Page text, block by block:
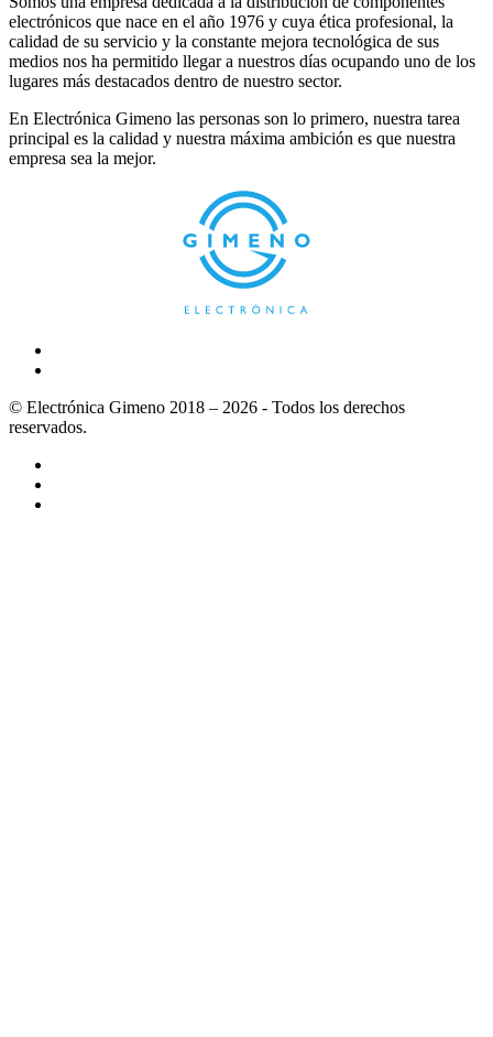
electrónicos que nace en el año 1976 y cuya ética profesional, la
calidad de su servicio y la constante mejora tecnológica de sus
medios nos ha permitido llegar a nuestros días ocupando uno de los
lugares más destacados dentro de nuestro sector.
En Electrónica Gimeno las personas son lo primero, nuestra tarea
principal es la calidad y nuestra máxima ambición es que nuestra
empresa sea la mejor.
© Electrónica Gimeno 2018 – 2026 - Todos los derechos
reservados.